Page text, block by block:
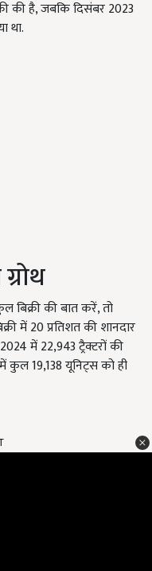
की है, जबकि दिसंबर 2023
था.
बिक्री की बात करें, तो
में 20 प्रतिशत की शानदार
में 22,943 ट्रैक्टरों की
कुल 19,138 यूनिट्स को ही